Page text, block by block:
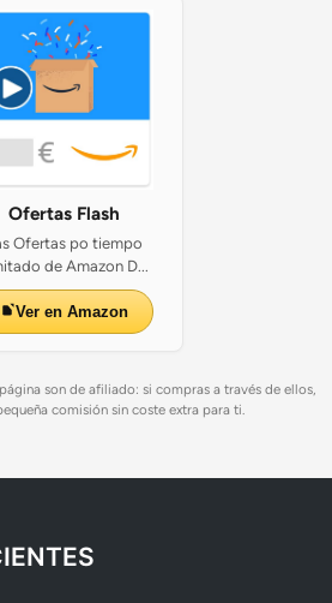
Ofertas Flash
Ofertas po tiempo
de Amazon D...
Ver en Amazon
son de afiliado: si compras a través de ellos,
comisión sin coste extra para ti.